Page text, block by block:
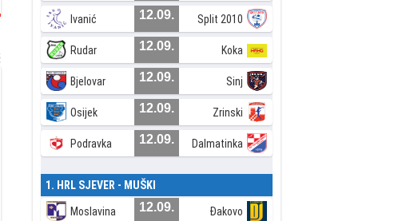
Ivanić 12.09. Split 2010
Rudar 12.09. Koka
Bjelovar 12.09. Sinj
Osijek 12.09. Zrinski
Podravka 12.09. Dalmatinka
1. HRL SJEVER - MUŠKI
Moslavina 12.09. Đakovo